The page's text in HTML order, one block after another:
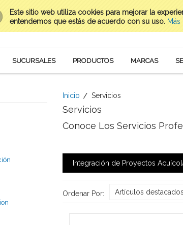
Este sitio web utiliza cookies para mejorar la
entendemos que estás de acuerdo con su uso.
954-0282 al 85 Mi Cuenta
SUCURSALES PRODUCTOS MARCAS
Inicio Servicios
Servicios
Conoce Los Servicios
Integración de Proyectos
Ordenar Por: Artículos destacados